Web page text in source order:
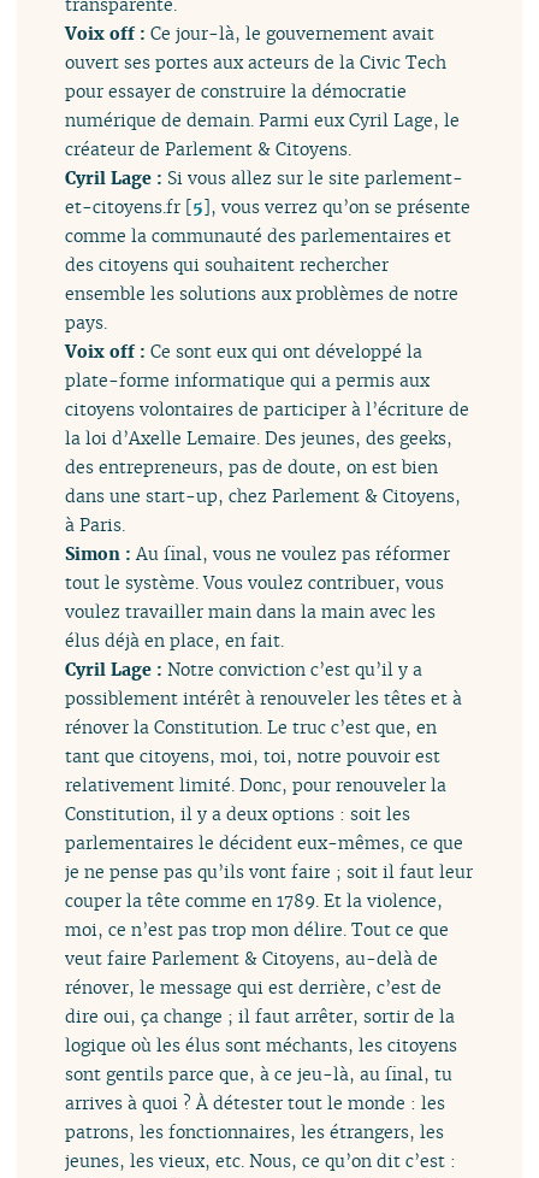
transparente.
Voix off :Ce jour-là, le gouvernement avait
ouvert ses portes aux acteurs de la Civic Tech
pour essayer de construire la démocratie
numérique de demain. Parmi eux Cyril Lage, le
créateur de Parlement & Citoyens.
Cyril Lage : Si vous allez sur le site parlement-
et-citoyens.fr [5], vous verrez qu’on se présente
comme la communauté des parlementaires et
des citoyens qui souhaitent rechercher
ensemble les solutions aux problèmes de notre
pays.
Voix off :Ce sont eux qui ont développé la
plate-forme informatique qui a permis aux
citoyens volontaires de participer à l’écriture de
la loi d’Axelle Lemaire. Des jeunes, des geeks,
des entrepreneurs, pas de doute, on est bien
dans une start-up, chez Parlement & Citoyens,
à Paris.
Simon :Au final, vous ne voulez pas réformer
tout le système. Vous voulez contribuer, vous
voulez travailler main dans la main avec les
élus déjà en place, en fait.
Cyril Lage :Notre conviction c’est qu’il y a
possiblement intérêt à renouveler les têtes et à
rénover la Constitution. Le truc c’est que, en
tant que citoyens, moi, toi, notre pouvoir est
relativement limité. Donc, pour renouveler la
Constitution, il y a deux options : soit les
parlementaires le décident eux-mêmes, ce que
je ne pense pas qu’ils vont faire ; soit il faut leur
couper la tête comme en 1789. Et la violence,
moi, ce n’est pas trop mon délire. Tout ce que
veut faire Parlement & Citoyens, au-delà de
rénover, le message qui est derrière, c’est de
dire oui, ça change ; il faut arrêter, sortir de la
logique où les élus sont méchants, les citoyens
sont gentils parce que, à ce jeu-là, au final, tu
arrives à quoi ? À détester tout le monde : les
patrons, les fonctionnaires, les étrangers, les
jeunes, les vieux, etc. Nous, ce qu’on dit c’est :